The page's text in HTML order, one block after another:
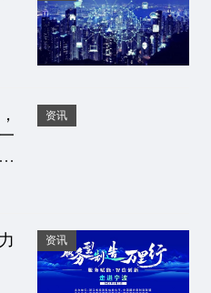
资讯
资讯